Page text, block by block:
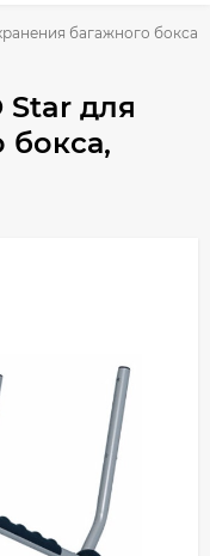
багажного бокса,
Star для
бокса,